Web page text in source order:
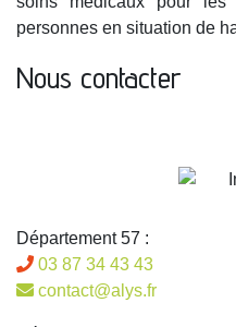
personnes en situation de
Nous contacter
Département 57 :
03 87 34 43 43
contact@alys.fr